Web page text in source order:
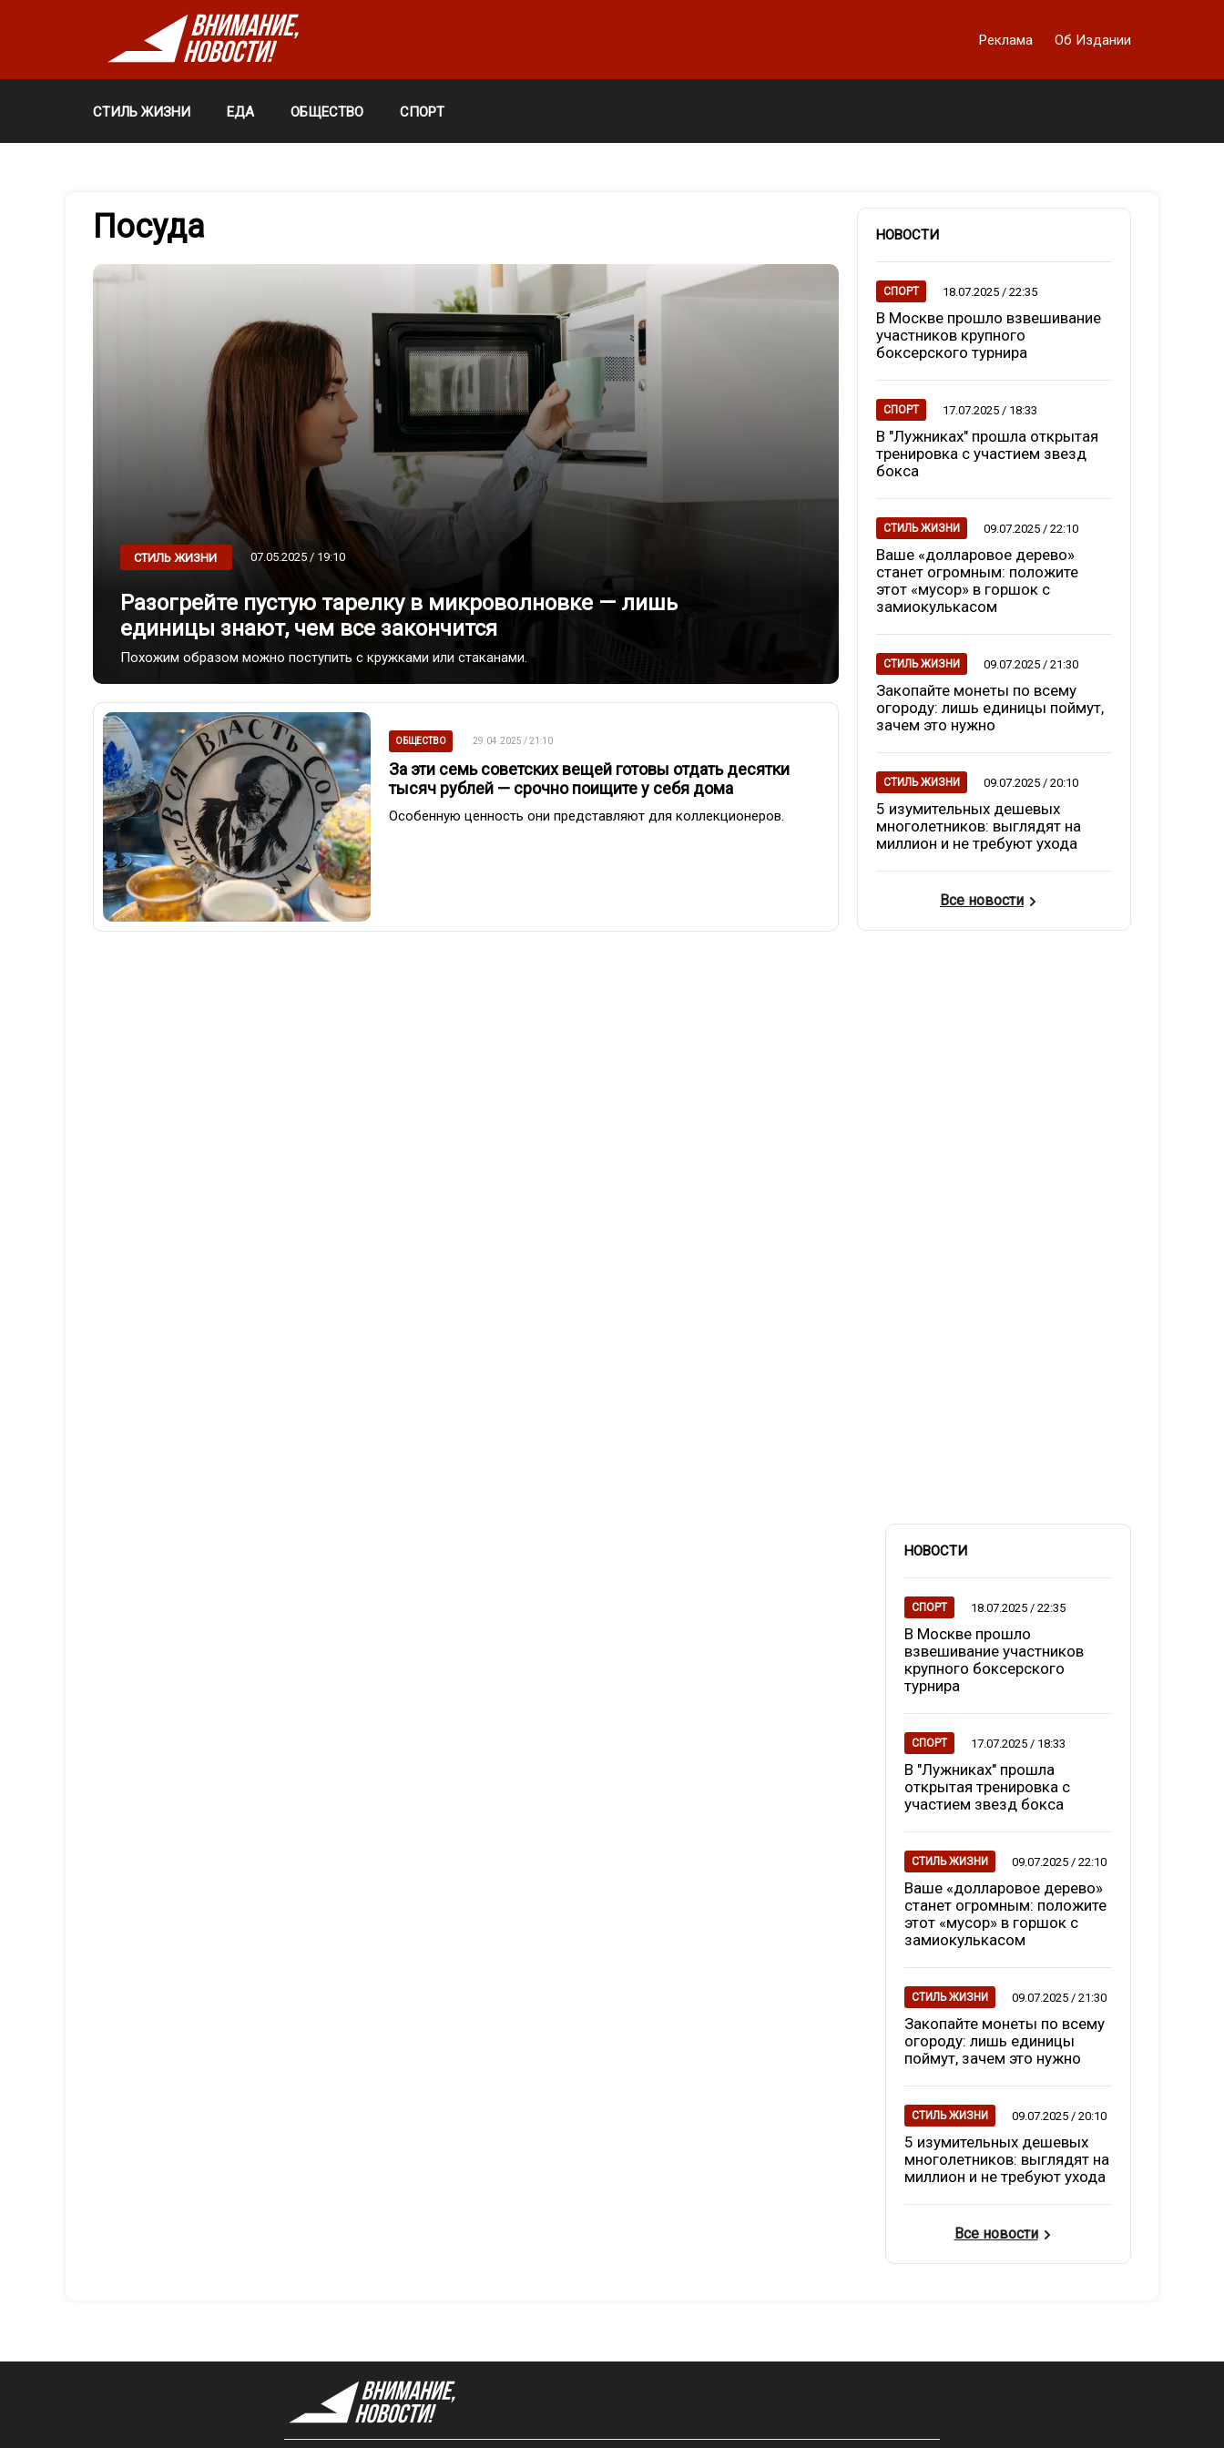
Реклама Об Издании
СТИЛЬ ЖИЗНИ ЕДА ОБЩЕСТВО СПОРТ
Посуда
СТИЛЬ ЖИЗНИ 07.05.2025 / 19:10
Разогрейте пустую тарелку в микроволновке — лишь
единицы знают, чем все закончится
Похожим образом можно поступить с кружками или стаканами.
ОБЩЕСТВО 29.04.2025 / 21:10
За эти семь советских вещей готовы отдать десятки
тысяч рублей — срочно поищите у себя дома
Особенную ценность они представляют для коллекционеров.
НОВОСТИ
СПОРТ 18.07.2025 / 22:35
В Москве прошло взвешивание
участников крупного
боксерского турнира
СПОРТ 17.07.2025 / 18:33
В "Лужниках" прошла открытая
тренировка с участием звезд
бокса
СТИЛЬ ЖИЗНИ 09.07.2025 / 22:10
Ваше «долларовое дерево»
станет огромным: положите
этот «мусор» в горшок с
замиокулькасом
СТИЛЬ ЖИЗНИ 09.07.2025 / 21:30
Закопайте монеты по всему
огороду: лишь единицы поймут,
зачем это нужно
СТИЛЬ ЖИЗНИ 09.07.2025 / 20:10
5 изумительных дешевых
многолетников: выглядят на
миллион и не требуют ухода
Все новости
НОВОСТИ
СПОРТ 18.07.2025 / 22:35
В Москве прошло
взвешивание участников
крупного боксерского
турнира
СПОРТ 17.07.2025 / 18:33
В "Лужниках" прошла
открытая тренировка с
участием звезд бокса
СТИЛЬ ЖИЗНИ 09.07.2025 / 22:10
Ваше «долларовое дерево»
станет огромным: положите
этот «мусор» в горшок с
замиокулькасом
СТИЛЬ ЖИЗНИ 09.07.2025 / 21:30
Закопайте монеты по всему
огороду: лишь единицы
поймут, зачем это нужно
СТИЛЬ ЖИЗНИ 09.07.2025 / 20:10
5 изумительных дешевых
многолетников: выглядят на
миллион и не требуют ухода
Все новости